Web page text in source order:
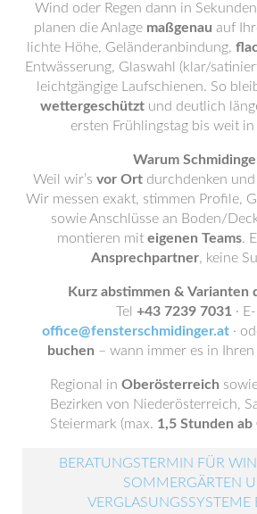
Wind oder Regen dann in
planen die Anlage maßgenau auf
lichte Höhe, Geländeranbindung,
Entwässerung, Glaswahl (klar/
leichtgängige Laufschienen. So
wettergeschütztund deutlich
ersten Frühlingstag bis weit
Warum
Weil wir’s vor Ort durchdenken
Wir messen exakt, stimmen Profile,
sowie Anschlüsse an Boden/
montieren mit eigenen Teams.
Ansprechpartner, keine
Kurz abstimmen & Varianten
Tel +43 7239 7031 ·
office@fensterschmidinger.at·
buchen – wann immer es in Ihren
Regional in Oberösterreich
Bezirken von Niederösterreich,
Steiermark (max. 1,5 Stunden
BERATUNGSTERMIN FÜR
SOMMERGÄRTEN
VERGLASUNGSSYSTEME